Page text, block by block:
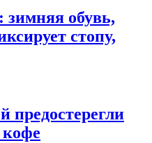
обувь,
стопу,
предостерегли
кофе